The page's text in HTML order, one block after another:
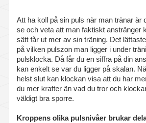
Sjuk- och friskanmälan
Stöd vid psykisk ohälsa
Organisations- och ledarskapsfrågor
HLR – Hjärt- och lungräddning
Att ha koll på sin puls när man tränar är
se och veta att man faktiskt anstränger
sätt får ut mer av sin träning. Det
på vilken pulszon man ligger i under
pulsklocka. Då får du en siffra på din
kan enkelt se var du ligger på skalan.
helst slut kan klockan visa att du har
du mer krafter än vad du tror och
väldigt bra sporre.
Kroppens olika pulsnivåer brukar